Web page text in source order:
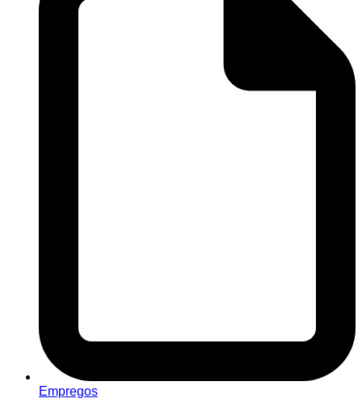
Empregos